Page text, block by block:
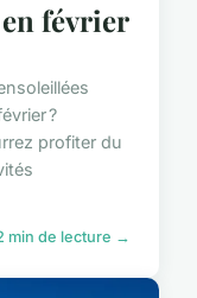
février
?
profiter du
min de lecture →